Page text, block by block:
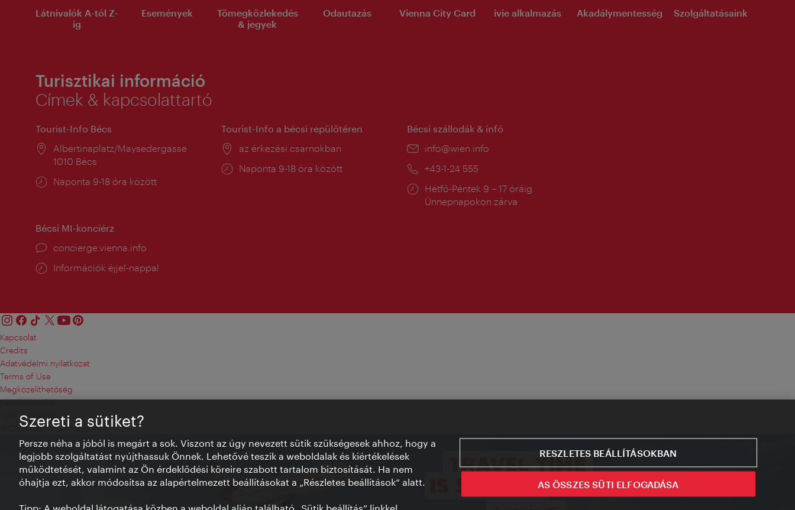
Látnivalók A-tól Z-
ig
Események
Tömegközlekedés
& jegyek
Odautazás Vienna City Card ivie alkalmazás Akadálymentesség Szolgáltatásaink
Turisztikai információ
Címek & kapcsolattartó
Tourist-Info Bécs
Helyszín:
Albertinaplatz/Maysedergasse
1010 Bécs
Nyitva
Naponta 9-18 óra között
Tourist-Info a bécsi repülőtéren
Helyszín:
az érkezési csarnokban
Nyitva
Naponta 9-18 óra között
Bécsi szállodák & infó
E-
info@wien.info
Telefon:
+43-1-24 555
Nyitva
tartás:
Hétfő-Péntek 9 – 17 óráig
Ünnepnapokon zárva
Bécsi MI-konciérz
concierge.vienna.info
Információk éjjel-nappal
Kapcsolat
Credits
Adatvédelmi nyilatkozat
Terms of Use
Megközelíthetőség
Sajtókapcsolat
Sütik beállítása
© Copyright WienTourismus
Szereti a sütiket?
Persze néha a jóból is megárt a sok. Viszont az úgy nevezett sütik szükségesek ahhoz, hogy a
legjobb szolgáltatást nyújthassuk Önnek. Lehetővé teszik a weboldalak és kiértékelések
működtetését, valamint az Ön érdeklődési köreire szabott tartalom biztosítását. Ha nem
óhajtja ezt, akkor módosítsa az alapértelmezett beállításokat a „Részletes beállítások“ alatt.
RESZLETES BEÁLLÍTÁSOKBAN
AS ÖSSZES SÜTI ELFOGADÁSA